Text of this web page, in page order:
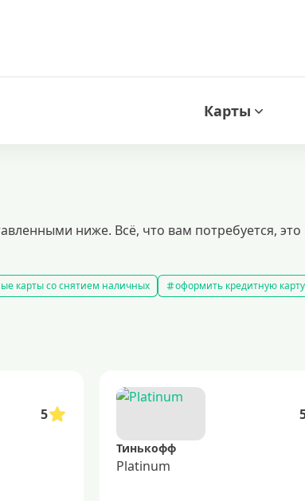
Карты
ниже. Всё, что вам потребуется,
карты со снятием наличных оформить кредитную
5
Тинькофф
Platinum